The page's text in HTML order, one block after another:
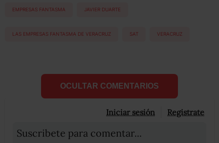
EMPRESAS FANTASMA JAVIER DUARTE
LAS EMPRESAS FANTASMA DE VERACRUZ SAT VERACRUZ
OCULTAR COMENTARIOS
Iniciar sesión Registrate
Suscribete para comentar...